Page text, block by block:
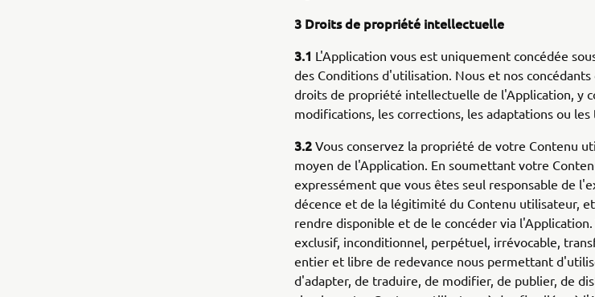
3 Droits de propriété intellectuelle
3.1 L'Application vous est uniquement concédée
des Conditions d'utilisation. Nous et nos
droits de propriété intellectuelle de l'Application, y
modifications, les corrections, les adaptations ou
3.2 Vous conservez la propriété de votre Contenu
moyen de l'Application. En soumettant votre
expressément que vous êtes seul responsable de
décence et de la légitimité du Contenu utilisateur,
rendre disponible et de le concéder via
exclusif, inconditionnel, perpétuel, irrévocable,
entier et libre de redevance nous permettant
d'adapter, de traduire, de modifier, de publier, de